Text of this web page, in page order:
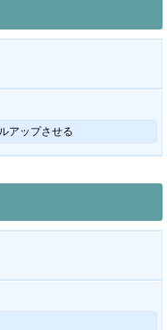
アップさせる